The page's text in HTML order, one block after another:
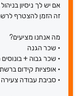
אם יש לך ניסיון
זה הזמן להצטרף
מה אנחנו מציעים?
• שכר הגנה
• שכר גבוה +
• אופציות קידום
• סביבת עבודה